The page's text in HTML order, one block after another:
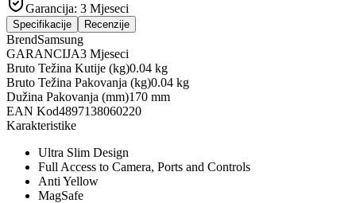
Garancija: 3 Mjeseci
Specifikacije Recenzije
BrendSamsung
GARANCIJA3 Mjeseci
Bruto Težina Kutije (kg)0.04 kg
Bruto Težina Pakovanja (kg)0.04 kg
Dužina Pakovanja (mm)170 mm
EAN Kod4897138060220
Karakteristike
Ultra Slim Design
Full Access to Camera, Ports and Controls
Anti Yellow
MagSafe